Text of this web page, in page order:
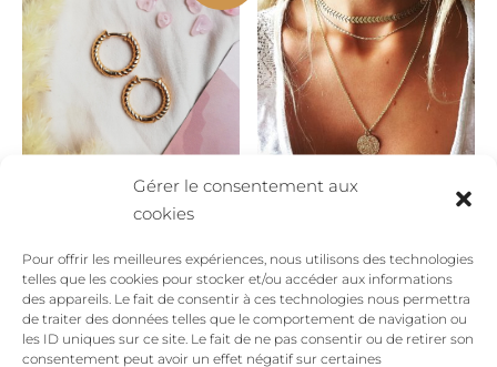
Gérer le consentement aux
cookies
Pour offrir les meilleures expériences, nous utilisons des technologies
telles que les cookies pour stocker et/ou accéder aux informations
des appareils. Le fait de consentir à ces technologies nous permettra
de traiter des données telles que le comportement de navigation ou
les ID uniques sur ce site. Le fait de ne pas consentir ou de retirer son
consentement peut avoir un effet négatif sur certaines
40,00€.24,00€.
35,00€.
Créoles torsadées
Magic en or
49,00€
Le
prix
initial
était :
40,00€Le
prix
actuel
est :
54,00€
Promo ! Promo !